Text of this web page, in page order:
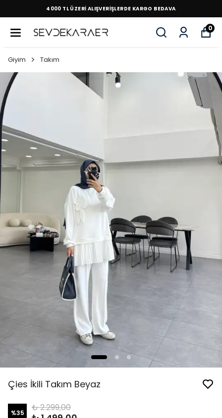
4000 TL ÜZERİ ALIŞVERİŞLERDE KARGO BEDAVA
0
Giyim Takım
Çies İkili Takım Beyaz
%35 ₺ 2.299,00